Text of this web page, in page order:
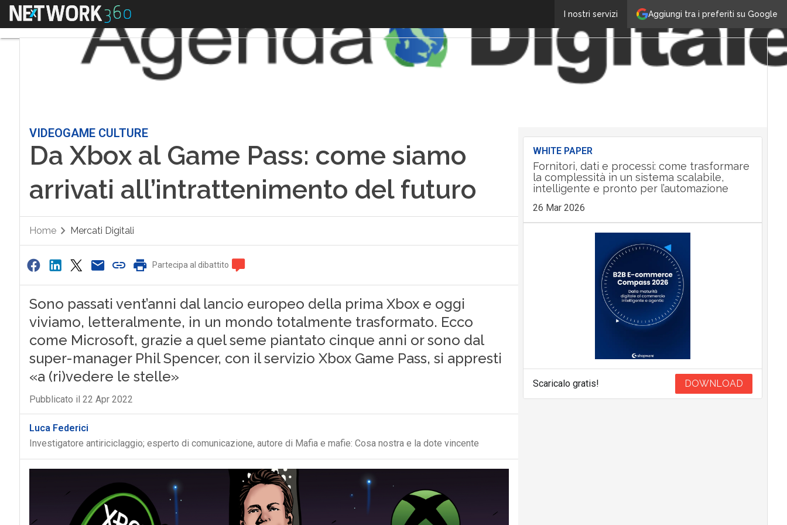
Aggiungi tra i preferiti su Google
I nostri servizi
Menu
VIDEOGAME CULTURE
Da Xbox al Game Pass: come siamo
arrivati all’intrattenimento del futuro
Home Mercati Digitali
Partecipa al dibattito
Sono passati vent’anni dal lancio europeo della prima Xbox e oggi
viviamo, letteralmente, in un mondo totalmente trasformato. Ecco
come Microsoft, grazie a quel seme piantato cinque anni or sono dal
super-manager Phil Spencer, con il servizio Xbox Game Pass, si appresti
«a (ri)vedere le stelle»
Pubblicato il 22 Apr 2022
Luca Federici
Investigatore antiriciclaggio; esperto di comunicazione, autore di Mafia e mafie: Cosa nostra e la dote vincente
WHITE PAPER
Fornitori, dati e processi: come trasformare
la complessità in un sistema scalabile,
intelligente e pronto per l’automazione
26 Mar 2026
Scaricalo gratis! DOWNLOAD